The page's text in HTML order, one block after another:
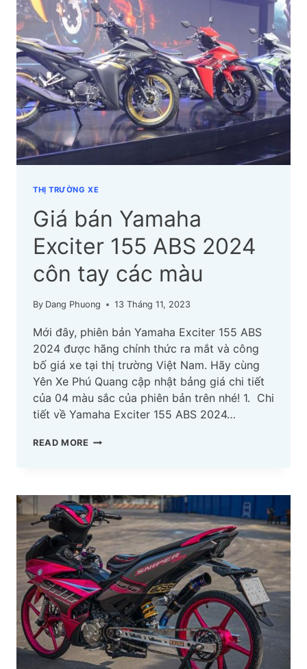
SẮP
RA
MẮT
2024
GIÁ
TỪ
21
TRIỆU
ĐỒNG
THỊ TRƯỜNG XE
Giá bán Yamaha
Exciter 155 ABS 2024
côn tay các màu
By Dang Phuong 13 Tháng 11, 2023
Mới đây, phiên bản Yamaha Exciter 155 ABS
2024 được hãng chính thức ra mắt và công
bố giá xe tại thị trường Việt Nam. Hãy cùng
Yên Xe Phú Quang cập nhật bảng giá chi tiết
của 04 màu sắc của phiên bản trên nhé! 1. Chi
tiết về Yamaha Exciter 155 ABS 2024…
READ MORE GIÁ
155
ABS
2024
CÔN
TAY
CÁC
MÀU